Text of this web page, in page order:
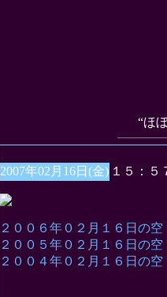
“ほ
2007年02月16日(金) １５：５
２００６年０２月１６日の空
２００５年０２月１６日の空
２００４年０２月１６日の空